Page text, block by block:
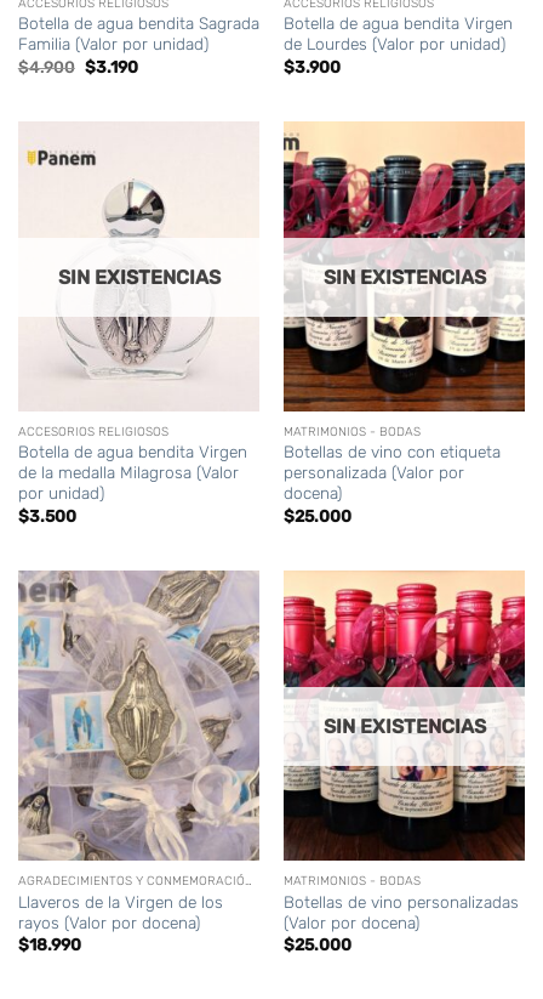
Botella de agua bendita Sagrada
Familia (Valor por unidad)
$4.900 El
precio
$3.190El
Botella de agua bendita Virgen
de Lourdes (Valor por unidad)
$3.900
SIN EXISTENCIAS
ACCESORIOS RELIGIOSOS
Botella de agua bendita Virgen
de la medalla Milagrosa (Valor
por unidad)
$3.500
SIN EXISTENCIAS
MATRIMONIOS - BODAS
Botellas de vino con etiqueta
personalizada (Valor por
docena)
$25.000
AGRADECIMIENTOS Y CONMEMORACIÓN (DIFUNTOS)
Llaveros de la Virgen de los
rayos (Valor por docena)
$18.990
SIN EXISTENCIAS
MATRIMONIOS - BODAS
Botellas de vino personalizadas
(Valor por docena)
$25.000